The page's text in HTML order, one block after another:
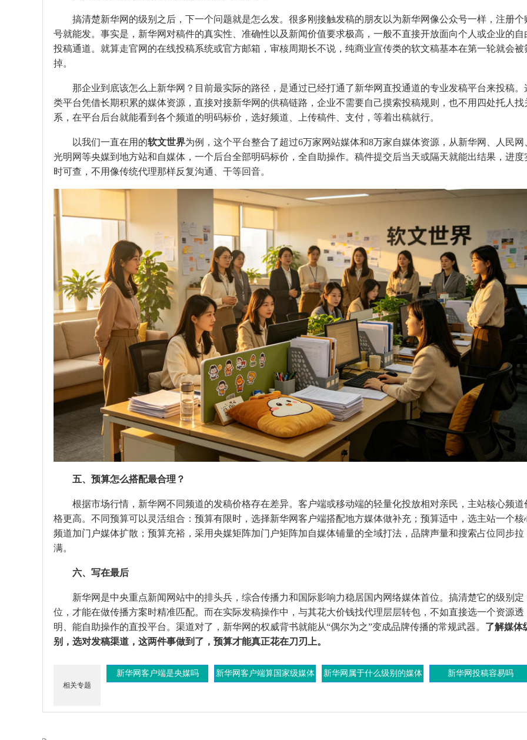
搞清楚新华网的级别之后，下一个问题就是怎么发。很多刚接触发稿的朋友以为新华网像公众号一样，注册个
号就能发。事实是，新华网对稿件的真实性、准确性以及新闻价值要求极高，一般不直接开放面向个人或企业的自
投稿通道。就算走官网的在线投稿系统或官方邮箱，审核周期长不说，纯商业宣传类的软文稿基本在第一轮就会被
掉。
那企业到底该怎么上新华网？目前最实际的路径，是通过已经打通了新华网直投通道的专业发稿平台来投稿。
类平台凭借长期积累的媒体资源，直接对接新华网的供稿链路，企业不需要自己摸索投稿规则，也不用四处托人找
系，在平台后台就能看到各个频道的明码标价，选好频道、上传稿件、支付，等着出稿就行。
以我们一直在用的软文世界为例，这个平台整合了超过6万家网站媒体和8万家自媒体资源，从新华网、人民网
光明网等央媒到地方站和自媒体，一个后台全部明码标价，全自助操作。稿件提交后当天或隔天就能出结果，进度
时可查，不用像传统代理那样反复沟通、干等回音。
五、预算怎么搭配最合理？
根据市场行情，新华网不同频道的发稿价格存在差异。客户端或移动端的轻量化投放相对亲民，主站核心频道
格更高。不同预算可以灵活组合：预算有限时，选择新华网客户端搭配地方媒体做补充；预算适中，选主站一个核
频道加门户媒体扩散；预算充裕，采用央媒矩阵加门户矩阵加自媒体铺量的全域打法，品牌声量和搜索占位同步拉
满。
六、写在最后
新华网是中央重点新闻网站中的排头兵，综合传播力和国际影响力稳居国内网络媒体首位。搞清楚它的级别定
位，才能在做传播方案时精准匹配。而在实际发稿操作中，与其花大价钱找代理层层转包，不如直接选一个资源透
明、能自助操作的直投平台。渠道对了，新华网的权威背书就能从“偶尔为之”变成品牌传播的常规武器。 了解媒体
别，选对发稿渠道，这两件事做到了，预算才能真正花在刀刃上。
相关专题
新华网客户端是央媒吗
新华网客户端算国家级媒体
新华网属于什么级别的媒体 新华网投稿容易吗